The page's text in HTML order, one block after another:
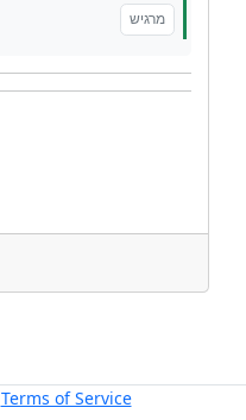
מרגיש
Terms of Service